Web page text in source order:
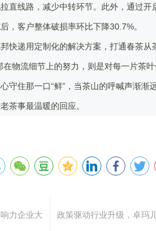
直线路，减少中转环节。此外，通过开
，客户整体破损率环比下降30.7%。
快递用定制化的解决方案，打通春茶从
物流细节上的努力，则是对每一片茶
守住那一口“鲜”，当茶山的呼喊声渐渐
茶事最温暖的回应。
力企业大
政策驱动行业升级，卓玛